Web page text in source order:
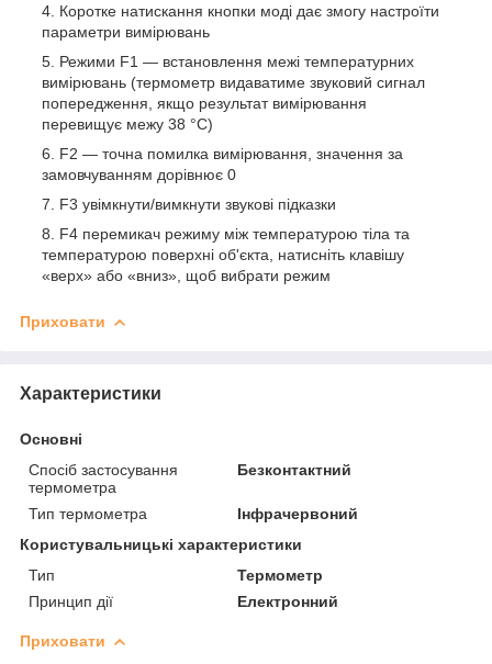
Коротке натискання кнопки моді дає змогу настроїти
параметри вимірювань
Режими F1 — встановлення межі температурних
вимірювань (термометр видаватиме звуковий сигнал
попередження, якщо результат вимірювання
перевищує межу 38 °C)
F2 — точна помилка вимірювання, значення за
замовчуванням дорівнює 0
F3 увімкнути/вимкнути звукові підказки
F4 перемикач режиму між температурою тіла та
температурою поверхні об'єкта, натисніть клавішу
«верх» або «вниз», щоб вибрати режим
Приховати
Характеристики
Основні
Спосіб застосування
термометра
Безконтактний
Тип термометра
Інфрачервоний
Користувальницькі характеристики
Тип
Термометр
Принцип дії
Електронний
Приховати